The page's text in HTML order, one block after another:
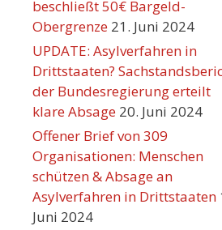
beschließt 50€ Bargeld-
Obergrenze 21. Juni 2024
UPDATE: Asylverfahren in
Drittstaaten?
der Bundesregierung erteilt
klare Absage 20. Juni 2024
Offener Brief von 309
Organisationen: Menschen
schützen & Absage an
Asylverfahren in Drittstaaten
Juni 2024